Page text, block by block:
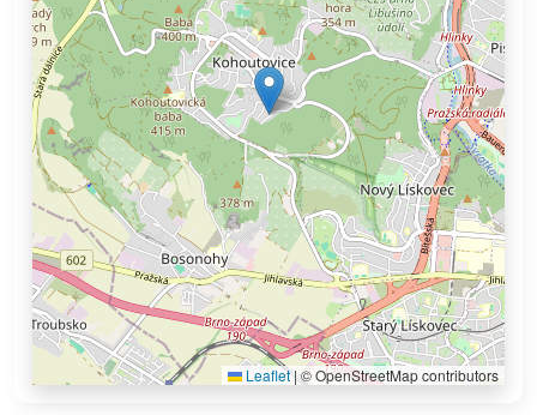
Leaflet|© OpenStreetMap contributors